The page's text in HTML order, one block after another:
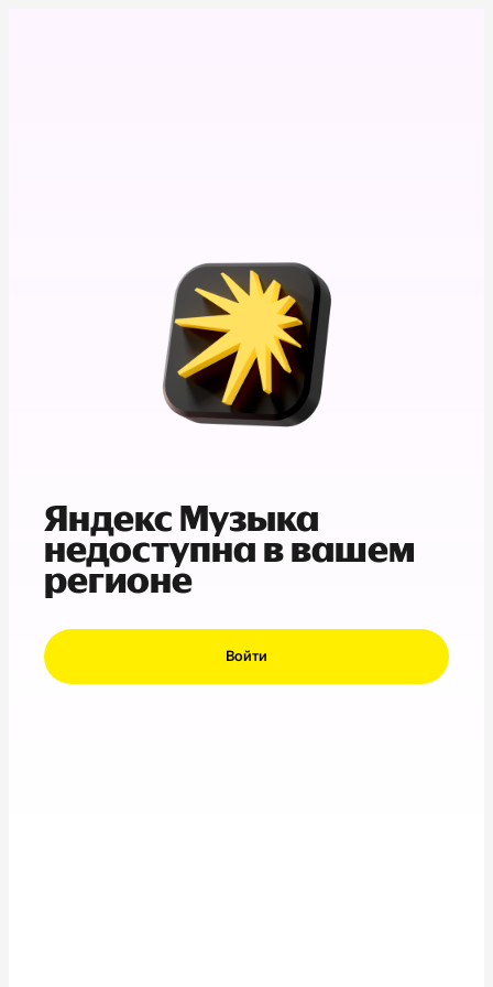
Яндекс Музыка
недоступна в вашем
регионе
Войти